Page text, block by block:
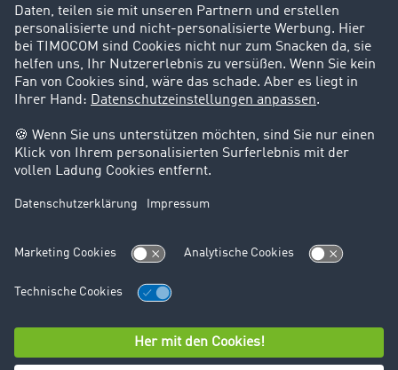
Support
Kontakt
Rechtliches
Impressum
AGB